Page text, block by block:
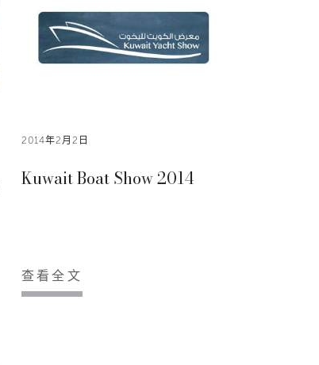
2014年2月2日
Kuwait Boat Show 2014
查看全文